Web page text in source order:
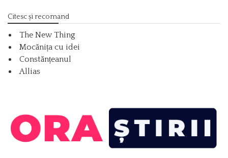
Citesc și recomand
The New Thing
Mocănița cu idei
Constănțeanul
Allias